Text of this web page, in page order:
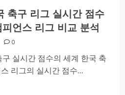
축구 리그 실시간 점수
언스 리그 비교 분석
0
실시간 점수의 세계 한국 축
리그의 실시간 점수...